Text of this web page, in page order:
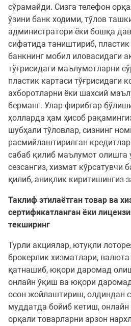
сўрамайди. Сизга телефон
ўзини банк ходими, тўлов
администратори ёки бошқа
сифатида таништириб, пластик
банкнинг мобил иловасидаги
тўғрисидаги маълумотларни
пластик картаси тўғрисидаги
ахборотларни ёки шахсий
берманг. Улар фирибгар
ҳолларда ҳам ҳисоб
шубҳали тўловлар, сизнинг
расмийлаштирилган
сабаб қилиб маълумот олишга
сезсангиз, хизмат кўрсатувчи
қилиб, аниқлик киритишингиз
Таклиф этилаётган товар ва
сертификатланган ёки
текширинг
Турли акциялар, ютуқли
брокерлик хизматлари,
қатнашиб, юқори даромад
онлайн ўқиш ва юқори
осон жойлаштириш, олдиндан
муддатда бойиб кетиш,
орқали товарларни арзон